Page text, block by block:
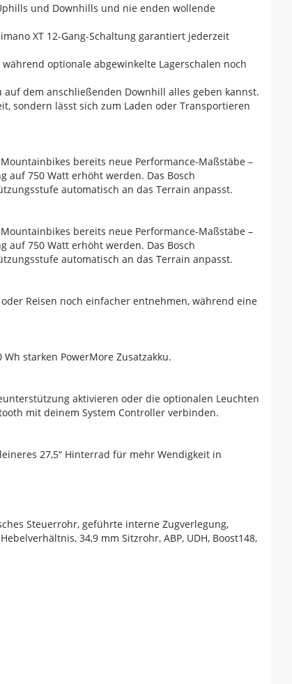
und Downhills und nie enden wollende
XT 12-Gang-Schaltung garantiert jederzeit
optionale abgewinkelte Lagerschalen noch
auf dem anschließenden Downhill alles geben kannst.
sondern lässt sich zum Laden oder Transportieren
bereits neue Performance-Maßstäbe –
auf 750 Watt erhöht werden. Das Bosch
automatisch an das Terrain anpasst.
bereits neue Performance-Maßstäbe –
auf 750 Watt erhöht werden. Das Bosch
automatisch an das Terrain anpasst.
Reisen noch einfacher entnehmen, während eine
starken PowerMore Zusatzakku.
aktivieren oder die optionalen Leuchten
mit deinem System Controller verbinden.
27,5“ Hinterrad für mehr Wendigkeit in
Steuerrohr, geführte interne Zugverlegung,
34,9 mm Sitzrohr, ABP, UDH, Boost148,